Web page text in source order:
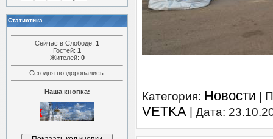
Статистика
Сейчас в Слободе: 1
Гостей: 1
Жителей: 0
Сегодня поздоровались:
Наша кнопка: Категория: Новости |
VETKA | Дата: